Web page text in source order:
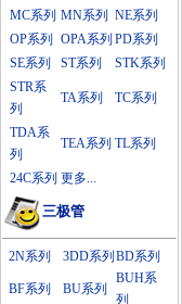
MC系列 MN系列
NE系列
OP系列
OPA系列 PD系列
SE系列
ST系列
STK系列
STR系
列
TA系列 TC系列
TDA系
列
TEA系列 TL系列
24C系列 更多...
三极管
2N系列 3DD系列 BD系列
BF系列 BU系列
BUH系
列